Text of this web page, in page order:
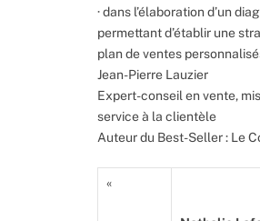
· dans l’élaboration d’un
permettant d’établir une
plan de ventes
Jean-Pierre Lauzier
Expert-conseil en vente,
service à la clientèle
Auteur du Best-Seller : Le
«